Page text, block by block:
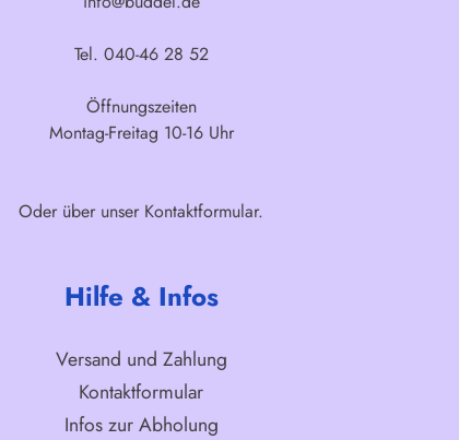
Tel. 040-46 28 52
Öffnungszeiten
Montag-Freitag 10-16 Uhr
Oder über unser Kontaktformular.
Hilfe & Infos
Versand und Zahlung
Kontaktformular
Infos zur Abholung